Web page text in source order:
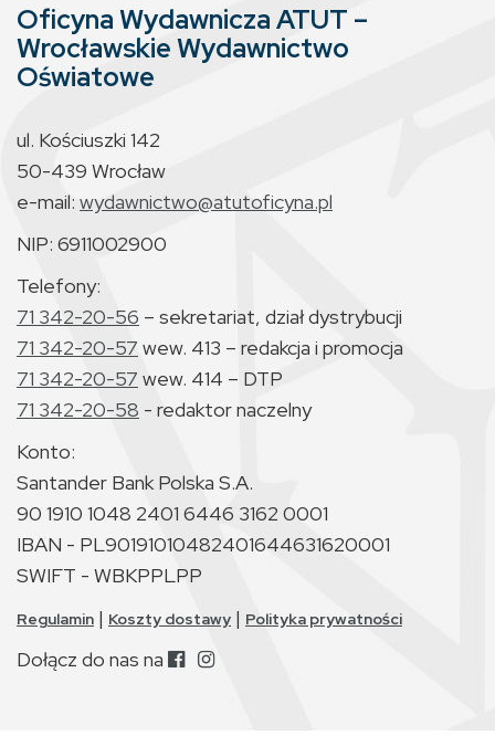
Oficyna Wydawnicza ATUT –
Wrocławskie Wydawnictwo
Oświatowe
ul. Kościuszki 142
50-439 Wrocław
e-mail: wydawnictwo@atutoficyna.pl
NIP: 6911002900
Telefony:
71 342-20-56 – sekretariat, dział dystrybucji
71 342-20-57 wew. 413 – redakcja i promocja
71 342-20-57 wew. 414 – DTP
71 342-20-58 - redaktor naczelny
Konto:
Santander Bank Polska S.A.
90 1910 1048 2401 6446 3162 0001
IBAN - PL90191010482401644631620001
SWIFT - WBKPPLPP
Regulamin | Koszty dostawy | Polityka prywatności
Dołącz do nas na